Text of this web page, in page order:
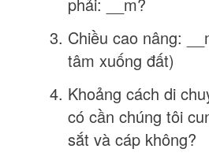
Chiều cao nâng:
tâm xuống đất)
Khoảng cách di
có cần chúng tôi
sắt và cáp không?